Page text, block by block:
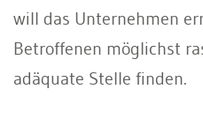
will das Unternehmen
Betroffenen möglichst
adäquate Stelle finden.